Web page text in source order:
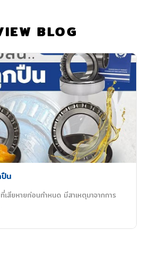
BLOG
น
สียหายก่อนกำหนด มีสาเหตุมาจากการ